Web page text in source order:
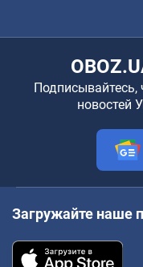
Подписывайтесь,
новостей
Загружайте наше